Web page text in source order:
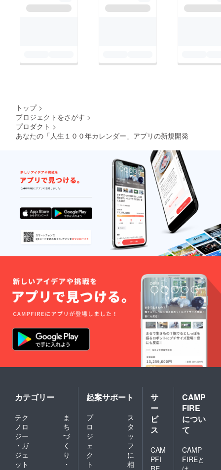
トップ >
プロジェクトをさがす >
プロダクト >
あなたの「人生１００年カレンダー」アプリの新規開発
カテゴリー
テク
ノロ
ジー
・ガ
ジェ
ット
ま
ち
づ
く
り
・
起案サポート
プ
ロ
ジ
ェ
ク
ト
ス
タ
ッ
フ
に
相
サ
ー
ビ
ス
CAM
PFI
CAMP
FIRE
につい
て
CAMP
FIREと